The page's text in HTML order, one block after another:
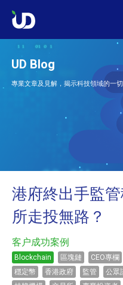
UD Blog
專業文章及見解，揭示科技領域的一切
港府終出手監
所走投無路？
客户成功案例
Blockchain 區塊鏈 CEO專欄
穩定幣
香港政府 監管 公眾